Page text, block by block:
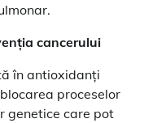
cancerului
în antioxidanți
proceselor
genetice care pot